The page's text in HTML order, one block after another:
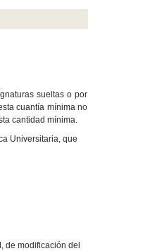
sueltas o por
cuantía mínima no
cantidad mínima.
Universitaria, que
de modificación del